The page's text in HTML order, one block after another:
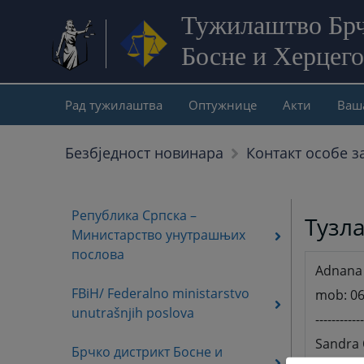
Тужилаштво
Босне и
Рад тужилаштва Оптужнице Акти
Безбjедност новинара Контакт особе
Република Српска –
Министарство унутрашњих
послова
FBiH/ Federalno ministarstvo
unutrašnjih poslova
Брчко дистрикт Босне и
mob:
Sandra